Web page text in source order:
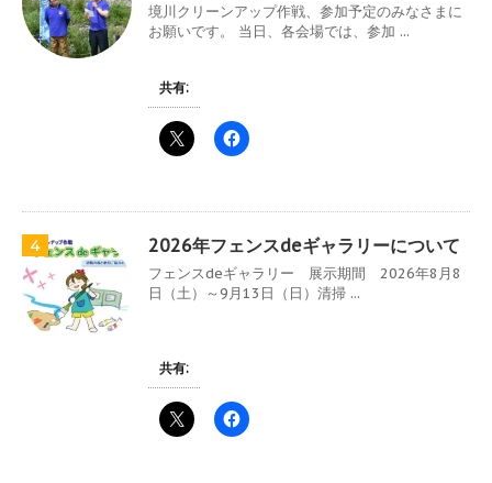
境川クリーンアップ作戦、参加予定のみなさまに
お願いです。 当日、各会場では、参加 ...
共有:
4 2026年フェンスdeギャラリーについて
フェンスdeギャラリー 展示期間 2026年8月8
日（土）～9月13日（日）清掃 ...
共有: